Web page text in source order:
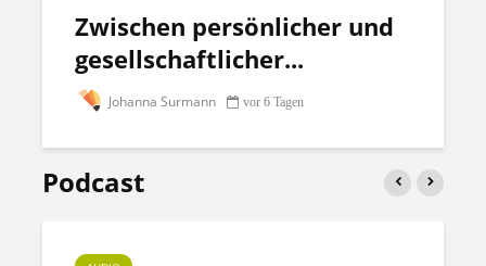
Zwischen persönlicher und
gesellschaftlicher...
Johanna Surmann vor 6 Tagen
Podcast